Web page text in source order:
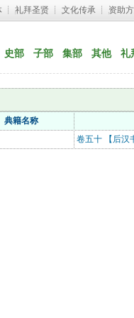
┊ 礼拜圣贤 ┊ 文化传承 ┊ 资助
史部 子部 集部 其他 礼
典籍名称
卷五十 【后汉